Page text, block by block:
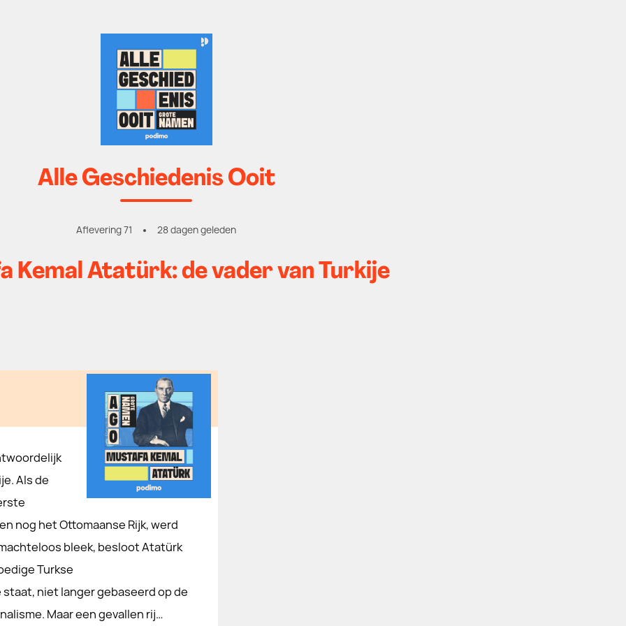
Alle Geschiedenis Ooit
Aflevering 71 28 dagen geleden
Kemal Atatürk: de vader van Turkije
Als de
nog het Ottomaanse Rijk, werd
bleek, besloot Atatürk
Turkse
niet langer gebaseerd op de
Maar een gevallen rij…